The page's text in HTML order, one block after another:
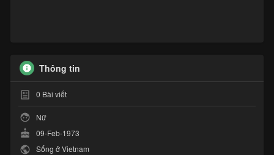
Thông tin
0 Bài viết
Nữ
09-Feb-1973
Sống ở Vietnam